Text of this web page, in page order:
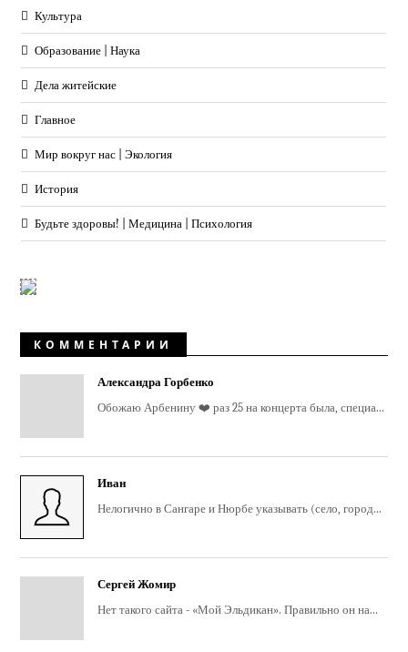
Культура
Образование | Наука
Дела житейские
Главное
Мир вокруг нас | Экология
История
Будьте здоровы! | Медицина | Психология
КОММЕНТАРИИ
Александра Горбенко
Обожаю Арбенину ❤️ раз 25 на концерта была, специа...
Иван
Нелогично в Сангаре и Нюрбе указывать (село, город...
Сергей Жомир
Нет такого сайта - «Мой Эльдикан». Правильно он на...